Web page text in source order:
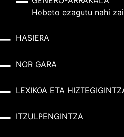
Hobeto ezagutu nahi
HASIERA
NOR GARA
LEXIKOA ETA
ITZULPENGINTZA